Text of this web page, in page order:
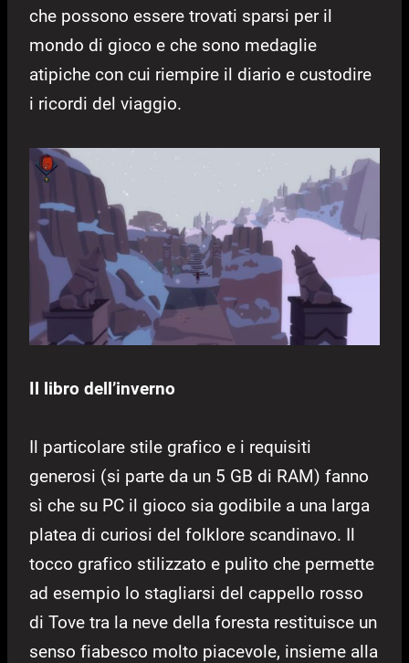
che possono essere trovati sparsi per il
mondo di gioco e che sono medaglie
atipiche con cui riempire il diario e custodire
i ricordi del viaggio.
Il libro dell’inverno
Il particolare stile grafico e i requisiti
generosi (si parte da un 5 GB di RAM) fanno
sì che su PC il gioco sia godibile a una larga
platea di curiosi del folklore scandinavo. Il
tocco grafico stilizzato e pulito che permette
ad esempio lo stagliarsi del cappello rosso
di Tove tra la neve della foresta restituisce un
senso fiabesco molto piacevole, insieme alla